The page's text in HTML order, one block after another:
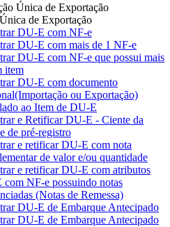
Única de Exportação
de Exportação
DU-E com NF-e
DU-E com mais de 1 NF-e
DU-E com NF-e que possui mais
item
DU-E com documento
ou Exportação)
ao Item de DU-E
e Retificar DU-E - Ciente da
de pré-registro
e retificar DU-E com nota
de valor e/ou quantidade
e retificar DU-E com atributos
NF-e possuindo notas
(Notas de Remessa)
DU-E de Embarque Antecipado
DU-E de Embarque Antecipado